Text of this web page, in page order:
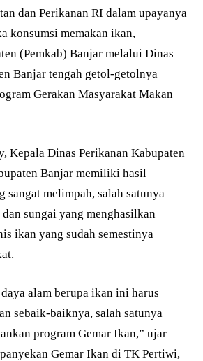
dan Perikanan RI dalam upayanya
konsumsi memakan ikan,
(Pemkab) Banjar melalui Dinas
Banjar tengah getol-getolnya
Gerakan Masyarakat Makan
Kepala Dinas Perikanan Kabupaten
Banjar memiliki hasil
sangat melimpah, salah satunya
sungai yang menghasilkan
ikan yang sudah semestinya
alam berupa ikan ini harus
sebaik-baiknya, salah satunya
program Gemar Ikan,” ujar
Gemar Ikan di TK Pertiwi,